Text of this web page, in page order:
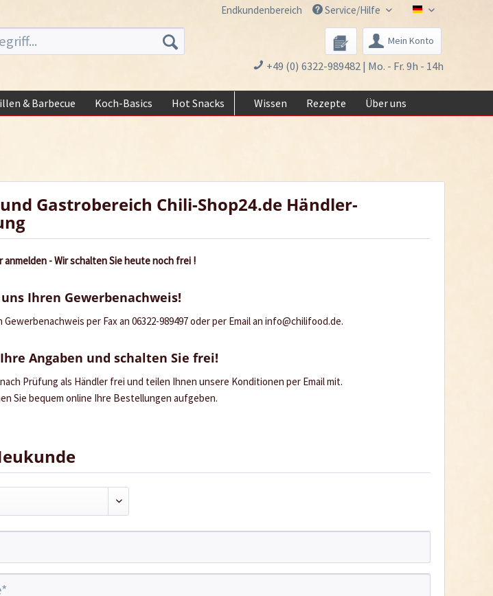
Chili-
Service/Hilfe
Endkundenbereich
Mein Konto
+49 (0) 6322-989482 | Mo. - Fr. 9h - 14h
& Barbecue Koch-Basics Hot Snacks Wissen Rezepte Über uns
Gastrobereich Chili-Shop24.de Händler-
anmelden - Wir schalten Sie heute noch frei !
Ihren Gewerbenachweis!
Gewerbenachweis per Fax an 06322-989497 oder per Email an info@chilifood.de.
Angaben und schalten Sie frei!
Prüfung als Händler frei und teilen Ihnen unsere Konditionen per Email mit.
Sie bequem online Ihre Bestellungen aufgeben.